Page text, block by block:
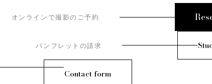
オンラインで撮影のご予約
パンフレットの請求
Contact form